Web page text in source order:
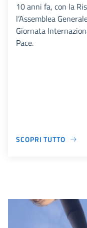
10 anni fa, con la
l’Assemblea
Giornata
Pace.
SCOPRI TUTTO